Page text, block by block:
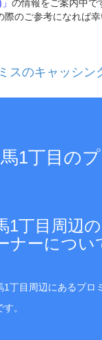
の情報をご案内中で
際のご参考になれば幸
スのキャッシン
1丁目の
1丁目周辺
ナーについ
1丁目周辺にあるプロ
。